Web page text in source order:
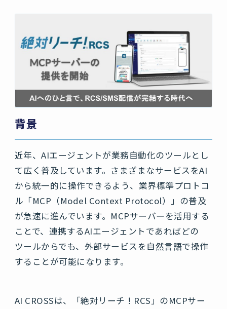
背景
近年、AIエージェントが業務自動化のツールとし
て広く普及しています。さまざまなサービスをAI
から統一的に操作できるよう、業界標準プロトコ
ル「MCP（Model Context Protocol）」の普及
が急速に進んでいます。MCPサーバーを活用する
ことで、連携するAIエージェントであればどの
ツールからでも、外部サービスを自然言語で操作
することが可能になります。
AI CROSSは、「絶対リーチ！RCS」のMCPサー